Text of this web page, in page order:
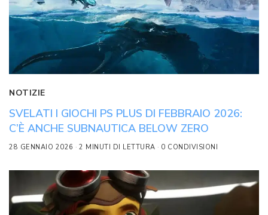
NOTIZIE
SVELATI I GIOCHI PS PLUS DI FEBBRAIO 2026:
C’È ANCHE SUBNAUTICA BELOW ZERO
28 GENNAIO 2026 2 MINUTI DI LETTURA 0 CONDIVISIONI